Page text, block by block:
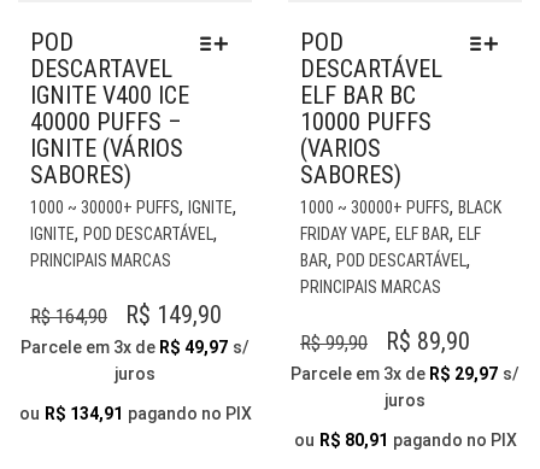
POD
DESCARTAVEL
IGNITE V400 ICE
40000 PUFFS –
IGNITE (VÁRIOS
SABORES)
1000 ~ 30000+ PUFFS, IGNITE,
IGNITE, POD DESCARTÁVEL,
PRINCIPAIS MARCAS
PRODUTO
OPÇÕES
PODEM
SER
ESCOLHIDAS
R$164,90
O
PREÇO
ORIGINAL
ERA:
R$ 149,90
PREÇO
É:
R$ 149,90.
Parcele em 3x de R$ 49,97 s/
juros
ou R$ 134,91 pagando no PIX
POD
DESCARTÁVEL
ELF BAR BC
10000 PUFFS
(VARIOS
SABORES)
1000 ~ 30000+ PUFFS, BLACK
FRIDAY VAPE, ELF BAR, ELF
BAR, POD DESCARTÁVEL,
PRINCIPAIS MARCAS
R$99,90
O
PREÇO
ORIGINAL
ERA:
R$ 89,90
PREÇO
É:
Parcele em 3x de R$ 29,97 s/
juros
ou R$ 80,91 pagando no PIX